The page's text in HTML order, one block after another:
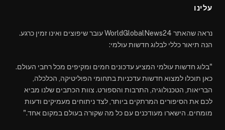
עלינו
נראה שהאתר WorldGlobalNews24 עובר שיפוצים ואינו זמין כרגע.
הנה תיאור כללי לבלוג חדשות עולמי:
"בלוג חדשות עולמי המציע עדכונים חמים ומקיפים מכל רחבי העולם.
כאן תוכלו למצוא חדשות עדכניות בתחומי הפוליטיקה, הכלכלה,
הבריאות, הטכנולוגיה, התרבות והספורט. צוות הכתבים שלנו מביא
לכם את הסיפורים המרתקים ביותר, לצד ניתוחים מעמיקים ודעות
מומחים. הישארו מעודכנים עם כל מה שקורה בעולם במקום אחד."